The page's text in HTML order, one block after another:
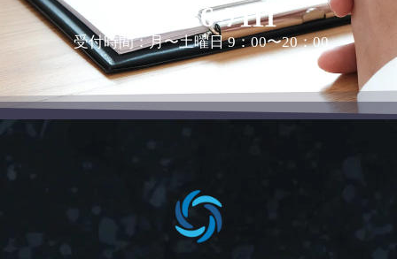
0463-36-7111
受付時間：月〜土曜日 9：00〜20：00